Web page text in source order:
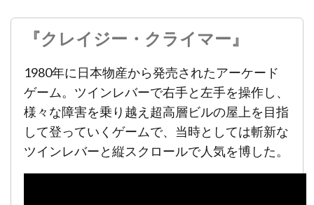
『クレイジー・クライマー』
1980年に日本物産から発売されたアーケード
ゲーム。ツインレバーで右手と左手を操作し、
様々な障害を乗り越え超高層ビルの屋上を目指
して登っていくゲームで、当時としては斬新な
ツインレバーと縦スクロールで人気を博した。